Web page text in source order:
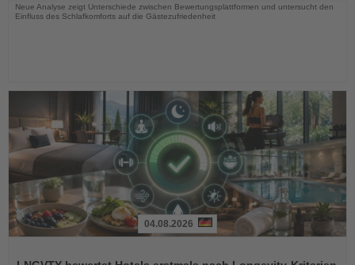
Neue Analyse zeigt Unterschiede zwischen Bewertungsplattformen und untersucht den
Einfluss des Schlafkomforts auf die Gästezufriedenheit
04.08.2026